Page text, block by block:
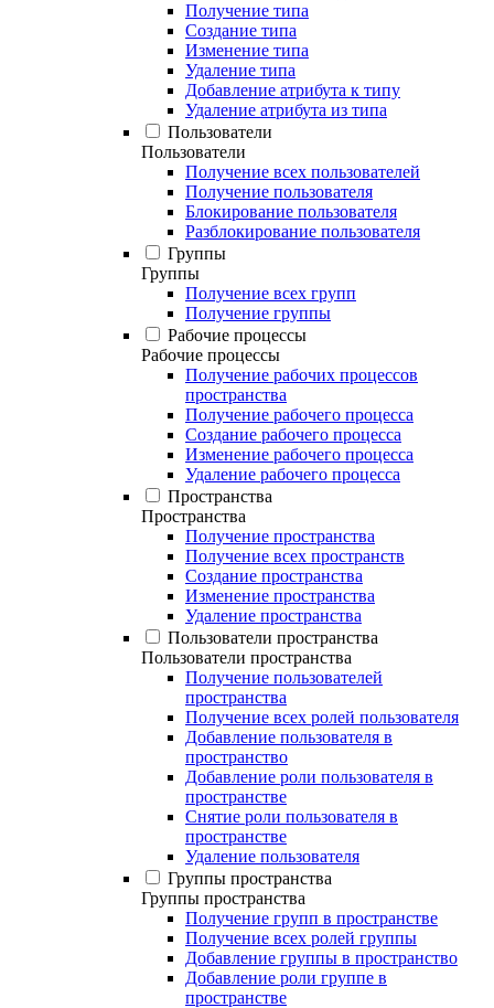
Получение типа
Создание типа
Изменение типа
Удаление типа
Добавление атрибута к типу
Удаление атрибута из типа
Пользователи
Пользователи
Получение всех пользователей
Получение пользователя
Блокирование пользователя
Разблокирование пользователя
Группы
Группы
Получение всех групп
Получение группы
Рабочие процессы
Рабочие процессы
Получение рабочих процессов
пространства
Получение рабочего процесса
Создание рабочего процесса
Изменение рабочего процесса
Удаление рабочего процесса
Пространства
Пространства
Получение пространства
Получение всех пространств
Создание пространства
Изменение пространства
Удаление пространства
Пользователи пространства
Пользователи пространства
Получение пользователей
пространства
Получение всех ролей пользователя
Добавление пользователя в
пространство
Добавление роли пользователя в
пространстве
Снятие роли пользователя в
пространстве
Удаление пользователя
Группы пространства
Группы пространства
Получение групп в пространстве
Получение всех ролей группы
Добавление группы в пространство
Добавление роли группе в
пространстве